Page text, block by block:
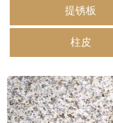
提锈板
柱皮